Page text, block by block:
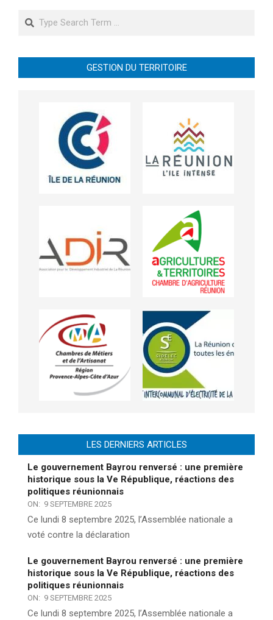
Search
GESTION DU TERRITOIRE
LES DERNIERS ARTICLES
Le gouvernement Bayrou renversé : une première
historique sous la Ve République, réactions des
politiques réunionnais
ON: 9 SEPTEMBRE 2025
Ce lundi 8 septembre 2025, l’Assemblée nationale a
voté contre la déclaration
Le gouvernement Bayrou renversé : une première
historique sous la Ve République, réactions des
politiques réunionnais
ON: 9 SEPTEMBRE 2025
Ce lundi 8 septembre 2025, l’Assemblée nationale a